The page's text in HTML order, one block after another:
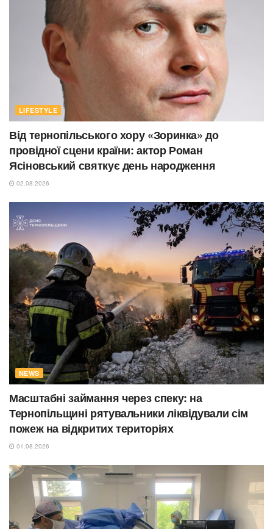
LIFESTYLE
Від тернопільського хору «Зоринка» до
провідної сцени країни: актор Роман
Ясіновський святкує день народження
02.08.2026
NEWS
Масштабні займання через спеку: на
Тернопільщині рятувальники ліквідували сім
пожеж на відкритих територіях
01.08.2026